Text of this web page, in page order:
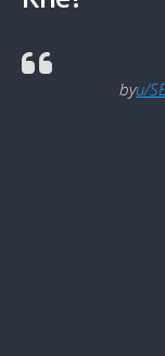
byu/